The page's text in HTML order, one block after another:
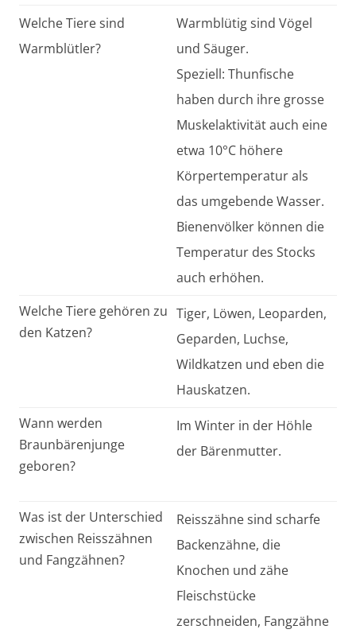
Welche Tiere sind
Warmblütler?
Warmblütig sind Vögel
und Säuger.
Speziell: Thunfische
haben durch ihre grosse
Muskelaktivität auch eine
etwa 10°C höhere
Körpertemperatur als
das umgebende Wasser.
Bienenvölker können die
Temperatur des Stocks
auch erhöhen.
Welche Tiere gehören zu
den Katzen?
Tiger, Löwen, Leoparden,
Geparden, Luchse,
Wildkatzen und eben die
Hauskatzen.
Wann werden
Braunbärenjunge
geboren?
Im Winter in der Höhle
der Bärenmutter.
Was ist der Unterschied
zwischen Reisszähnen
und Fangzähnen?
Reisszähne sind scharfe
Backenzähne, die
Knochen und zähe
Fleischstücke
zerschneiden, Fangzähne